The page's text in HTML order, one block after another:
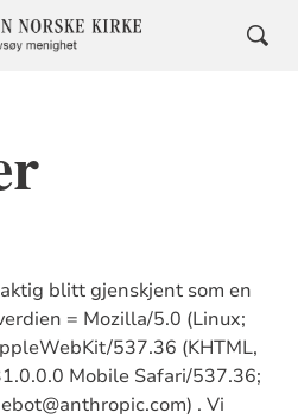
blitt gjenskjent som en
= Mozilla/5.0 (Linux;
537.36 (KHTML,
Mobile Safari/537.36;
. Vi